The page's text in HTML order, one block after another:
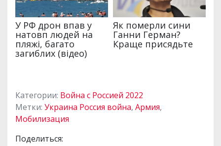
Категории: Война с Россией 2022
Метки: Украина Россия война, Армия,
Мобилизация
Поделиться: